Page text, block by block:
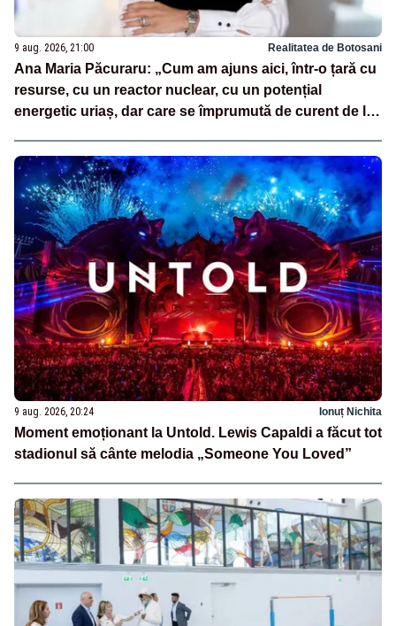
9 aug. 2026, 21:00 Realitatea de Botosani
Ana Maria Păcuraru: „Cum am ajuns aici, într-o țară cu
resurse, cu un reactor nuclear, cu un potențial
energetic uriaș, dar care se împrumută de curent de la
9 aug. 2026, 20:24 Ionuț Nichita
Moment emoționant la Untold. Lewis Capaldi a făcut tot
stadionul să cânte melodia „Someone You Loved”